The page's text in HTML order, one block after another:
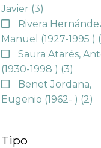
Javier (3)
Rivera
Manuel (1927-1995 )
Saura Atarés,
(1930-1998 ) (3)
Benet Jordana,
Eugenio (1962- ) (2)
Tipo